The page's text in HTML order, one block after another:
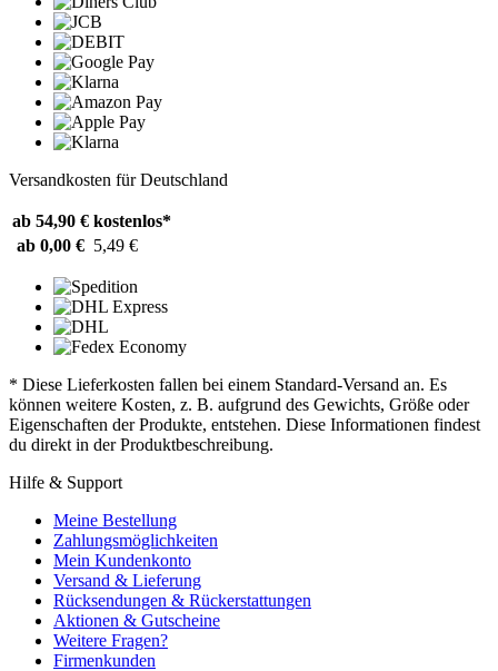
Versandkosten für Deutschland
ab 54,90 € kostenlos*
ab 0,00 € 5,49 €
* Diese Lieferkosten fallen bei einem Standard-Versand an. Es
können weitere Kosten, z. B. aufgrund des Gewichts, Größe oder
Eigenschaften der Produkte, entstehen. Diese Informationen findest
du direkt in der Produktbeschreibung.
Hilfe & Support
Meine Bestellung
Zahlungsmöglichkeiten
Mein Kundenkonto
Versand & Lieferung
Rücksendungen & Rückerstattungen
Aktionen & Gutscheine
Weitere Fragen?
Firmenkunden